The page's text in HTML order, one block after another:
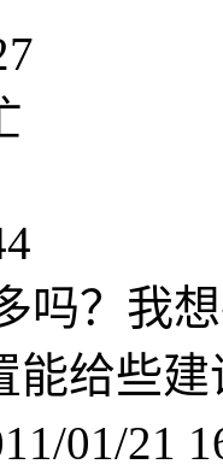
吗？我
能给些
01/21